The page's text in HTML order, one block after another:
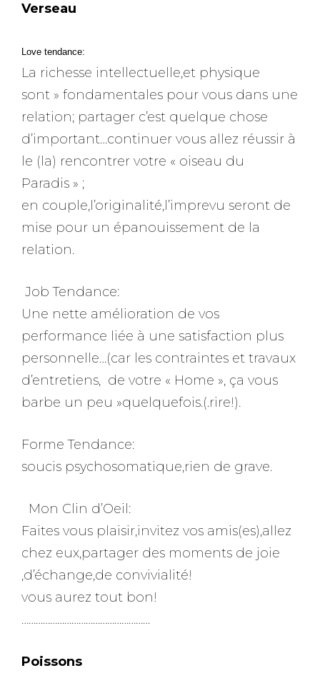
Verseau
Love tendance:
La richesse intellectuelle,et physique
sont » fondamentales pour vous dans une
relation; partager c’est quelque chose
d’important…continuer vous allez réussir à
le (la) rencontrer votre « oiseau du
Paradis » ;
en couple,l’originalité,l’imprevu seront de
mise pour un épanouissement de la
relation.
Job Tendance:
Une nette amélioration de vos
performance liée à une satisfaction plus
personnelle…(car les contraintes et travaux
d’entretiens, de votre « Home », ça vous
barbe un peu »quelquefois.(.rire!).
Forme Tendance:
soucis psychosomatique,rien de grave.
Mon Clin d’Oeil:
Faites vous plaisir,invitez vos amis(es),allez
chez eux,partager des moments de joie
,d’échange,de convivialité!
vous aurez tout bon!
………………………………………………
Poissons